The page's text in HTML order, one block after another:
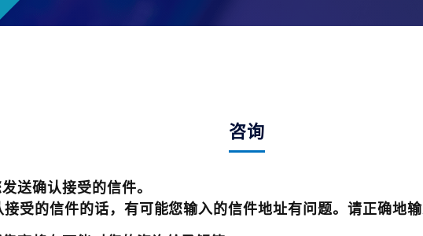
咨询
送确认接受的信件。
受的信件的话，有可能您输入的信件地址有问题。请正确地输